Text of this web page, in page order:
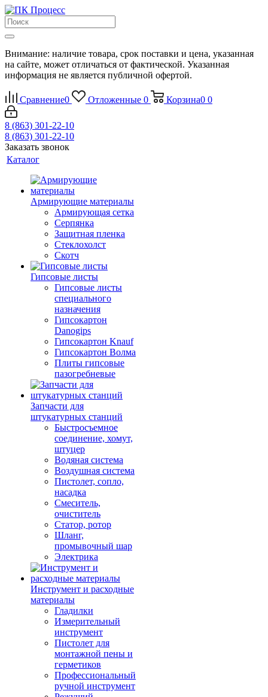
Внимание: наличие товара, срок поставки и цена, указанная
на сайте, может отличаться от фактической. Указанная
информация не является публичной офертой.
Сравнение0 Отложенные 0 Корзина0 0
8 (863) 301-22-10
8 (863) 301-22-10
Заказать звонок
Каталог
Армирующие материалы
Армирующая сетка
Серпянка
Защитная пленка
Стеклохолст
Скотч
Гипсовые листы
Гипсовые листы
специального
назначения
Гипсокартон
Danogips
Гипсокартон Knauf
Гипсокартон Волма
Плиты гипсовые
пазогребневые
Запчасти для
штукатурных станций
Быстросъемное
соединение, хомут,
штуцер
Водяная система
Воздушная система
Пистолет, сопло,
насадка
Смеситель,
очиститель
Статор, ротор
Шланг,
промывочный шар
Электрика
Инструмент и расходные
материалы
Гладилки
Измерительный
инструмент
Пистолет для
монтажной пены и
герметиков
Профессиональный
ручной инструмент